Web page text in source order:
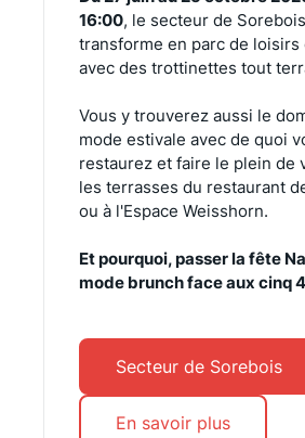
16:00, le secteur de
transforme en parc de loisirs
avec des trottinettes tout
Vous y trouverez aussi le
mode estivale avec de quoi
restaurez et faire le plein de
les terrasses du restaurant
ou à l'Espace Weisshorn.
Et pourquoi, passer la fête
mode brunch face aux cinq
Secteur de Sorebois
En savoir plus